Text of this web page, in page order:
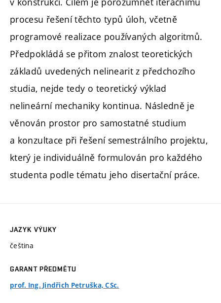
procesu řešení těchto typů úloh, včetně
programové realizace používaných algoritmů.
Předpokládá se přitom znalost teoretických
základů uvedených nelinearit z předchozího
studia, nejde tedy o teoretický výklad
nelineární mechaniky kontinua. Následně je
věnován prostor pro samostatné studium
a konzultace při řešení semestrálního projektu,
který je individuálně formulován pro každého
studenta podle tématu jeho disertační práce.
JAZYK VÝUKY
čeština
GARANT PŘEDMĚTU
prof. Ing. Jindřich Petruška, CSc.